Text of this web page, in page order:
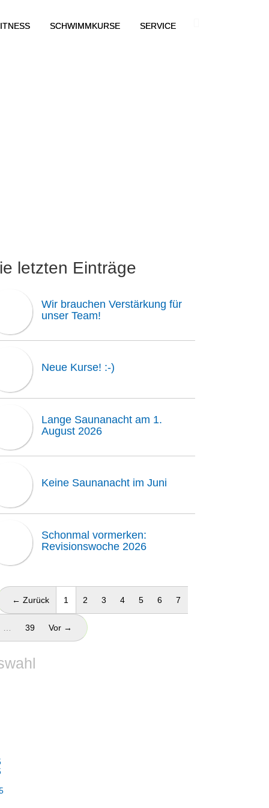
SCHWIMMKURSE SERVICE
letzten Einträge
Wir brauchen Verstärkung für
unser Team!
Neue Kurse! :-)
Lange Saunanacht am 1.
August 2026
Keine Saunanacht im Juni
Schonmal vormerken:
Revisionswoche 2026
← Zurück 1 (aktuell)
2 3 4 5 6 7
39 Vor →